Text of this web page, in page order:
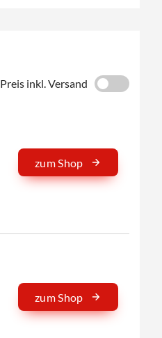
Preis inkl. Versand
zum Shop
zum Shop